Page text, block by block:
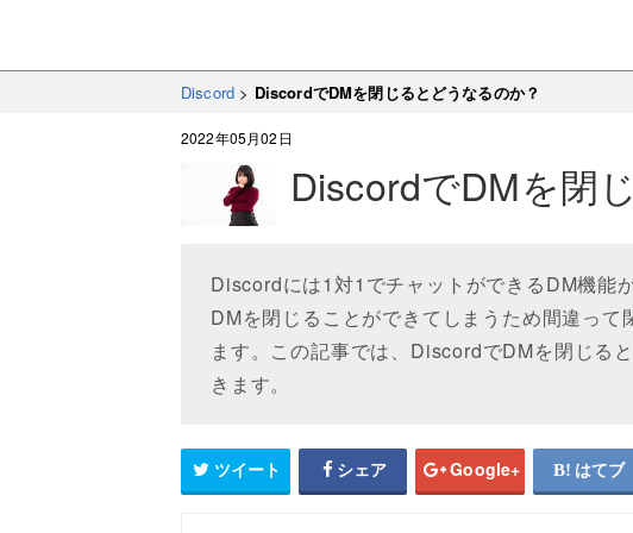
Discord > DiscordでDMを閉じるとどうなるのか？
2022年05月02日
DiscordでDMを閉
Discordには1対1でチャットができるDM機能
DMを閉じることができてしまうため間違って
ます。この記事では、DiscordでDMを閉じる
きます。
ツイート シェア Google+ はてブ